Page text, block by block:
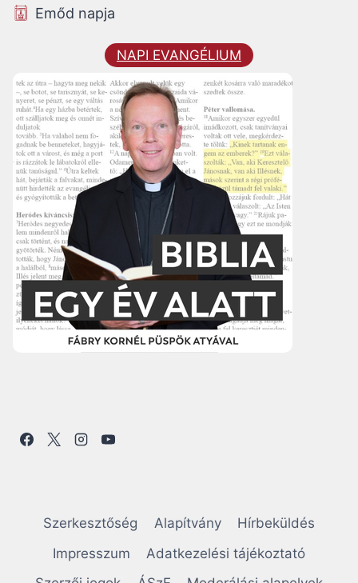
Emőd napja
NAPI EVANGÉLIUM
Szerkesztőség Alapítvány
Hírbeküldés
Impresszum
Adatkezelési tájékoztató